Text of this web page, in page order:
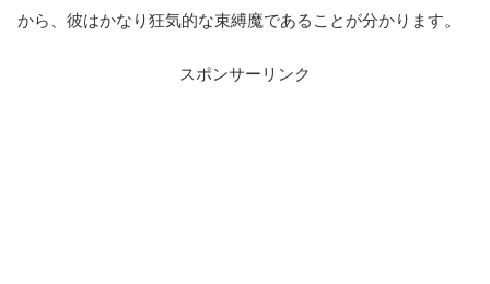
から、彼はかなり狂気的な束縛魔であることが分かります。
スポンサーリンク